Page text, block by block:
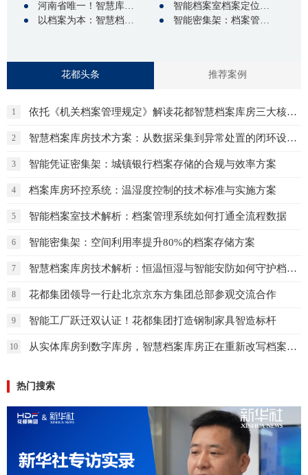
河南省唯一！智慧库房行业唯一！花都集团第138届广交会获奖喜讯
智能档案室档案定位系统使用全攻略：从安装到运维的5步落地指南
以档案为本：智慧档案库房如何守护历史的“鲜活生命力”
智能密集架：档案管理的 “空间管理大师”
花都头条 推荐案例
1 依托《机关档案管理规定》解读花都智慧档案库房三大核心保障体系
2 智慧档案库房技术方案：从数据采集到异常处置的闭环设计
3 智能凭证密集架：城镇银行档案存储的合规与效率方案
4 档案库房环控系统：温湿度控制的技术标准与实施方案
5 智能档案室技术解析：档案管理系统如何打通全流程数据
6 智能密集架：空间利用率提升80%的档案存储方案
7 智慧档案库房技术解析：恒温恒湿与智能安防如何守护档案安全
8 花都集团领导一行赴北京京东方集团总部参观交流合作
9 智能工厂跃迁双认证！花都集团打造钢制家具智造标杆
10 从实体库房到数字库房，智慧档案库房正在重新改写档案管理的未来
热门搜索